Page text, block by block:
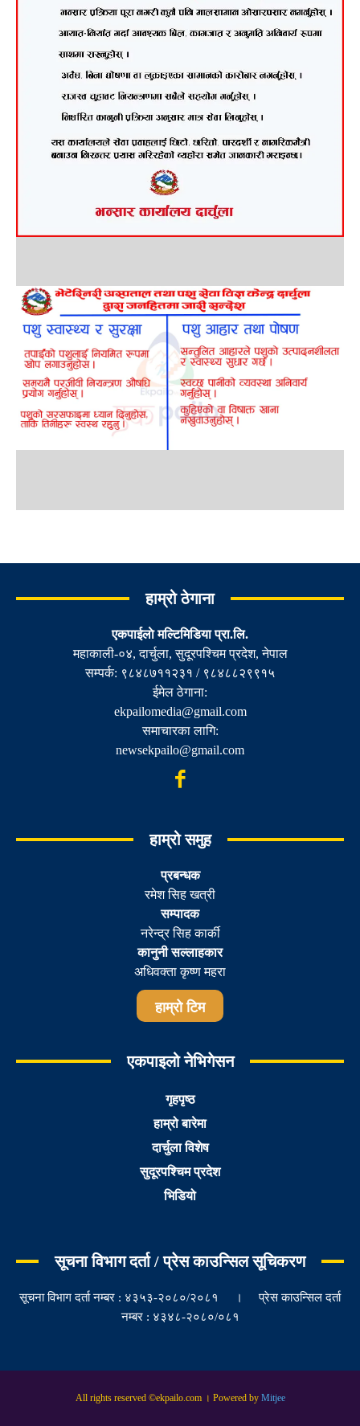
हाम्रो ठेगाना
एकपाईलाे मल्टिमिडिया प्रा.लि.
महाकाली-०४, दार्चुला, सुदूरपश्चिम प्रदेश, नेपाल
सम्पर्क: ९८४८७११२३१ / ९८४८८२९९१५
ईमेल ठेगाना:
ekpailomedia@gmail.com
समाचारका लागि:
newsekpailo@gmail.com
हाम्रो समुह
प्रबन्धक
रमेश सिह खत्री
सम्पादक
नरेन्द्र सिह कार्की
कानुनी सल्लाहकार
अधिवक्ता कृष्ण महरा
हाम्रो टिम
एकपाइलो नेभिगेसन
गृहपृष्ठ
हाम्रो बारेमा
दार्चुला विशेष
सुदूरपश्चिम प्रदेश
भिडियो
सूचना विभाग दर्ता / प्रेस काउन्सिल सूचिकरण
सूचना विभाग दर्ता नम्बर : ४३५३-२०८०/२०८१ । प्रेस काउन्सिल दर्ता
नम्बर : ४३४८-२०८०/०८१
All rights reserved ©ekpailo.com । Powered by Mitjee